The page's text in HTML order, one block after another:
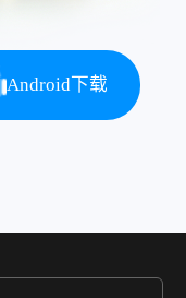
Android下载